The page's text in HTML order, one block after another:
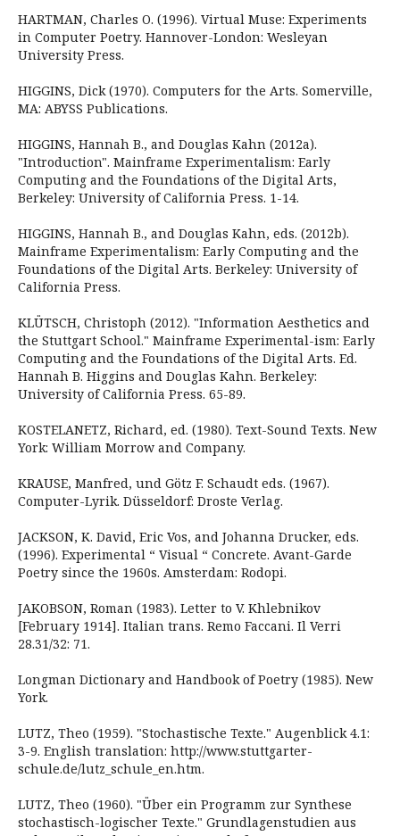
HARTMAN, Charles O. (1996). Virtual Muse: Experiments
in Computer Poetry. Hannover-London: Wesleyan
University Press.
HIGGINS, Dick (1970). Computers for the Arts. Somerville,
MA: ABYSS Publications.
HIGGINS, Hannah B., and Douglas Kahn (2012a).
"Introduction". Mainframe Experimentalism: Early
Computing and the Foundations of the Digital Arts,
Berkeley: University of California Press. 1-14.
HIGGINS, Hannah B., and Douglas Kahn, eds. (2012b).
Mainframe Experimentalism: Early Computing and the
Foundations of the Digital Arts. Berkeley: University of
California Press.
KLÜTSCH, Christoph (2012). "Information Aesthetics and
the Stuttgart School." Mainframe Experimental-ism: Early
Computing and the Foundations of the Digital Arts. Ed.
Hannah B. Higgins and Douglas Kahn. Berkeley:
University of California Press. 65-89.
KOSTELANETZ, Richard, ed. (1980). Text-Sound Texts. New
York: William Morrow and Company.
KRAUSE, Manfred, und Götz F. Schaudt eds. (1967).
Computer-Lyrik. Düsseldorf: Droste Verlag.
JACKSON, K. David, Eric Vos, and Johanna Drucker, eds.
(1996). Experimental “ Visual “ Concrete. Avant-Garde
Poetry since the 1960s. Amsterdam: Rodopi.
JAKOBSON, Roman (1983). Letter to V. Khlebnikov
[February 1914]. Italian trans. Remo Faccani. Il Verri
28.31/32: 71.
Longman Dictionary and Handbook of Poetry (1985). New
York.
LUTZ, Theo (1959). "Stochastische Texte." Augenblick 4.1:
3-9. English translation: http://www.stuttgarter-
schule.de/lutz_schule_en.htm.
LUTZ, Theo (1960). "Über ein Programm zur Synthese
stochastisch-logischer Texte." Grundlagenstudien aus